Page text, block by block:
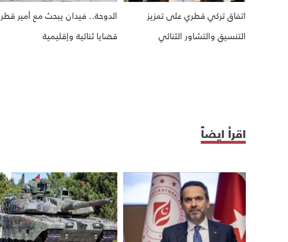
اتفاق تركي قطري على تعزيز
التنسيق والتشاور الثنائي
الدوحة.. فيدان يبحث مع أمير قطر
قضايا ثنائية وإقليمية
اقرأ ايضاً